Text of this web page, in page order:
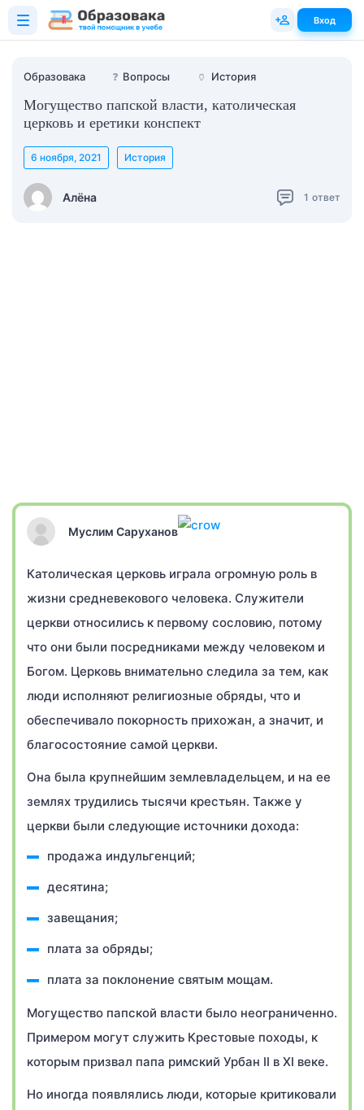
Образовака ❓ Вопросы 🏺 История
Могущество папской власти, католическая
церковь и еретики конспект
Алёна
6 ноября, 2021 История
1 ответ
Муслим Саруханов
Католическая церковь играла огромную роль в
жизни средневекового человека. Служители
церкви относились к первому сословию, потому
что они были посредниками между человеком и
Богом. Церковь внимательно следила за тем, как
люди исполняют религиозные обряды, что и
обеспечивало покорность прихожан, а значит, и
благосостояние самой церкви.
Она была крупнейшим землевладельцем, и на ее
землях трудились тысячи крестьян. Также у
церкви были следующие источники дохода:
продажа индульгенций;
десятина;
завещания;
плата за обряды;
плата за поклонение святым мощам.
Могущество папской власти было неограниченно.
Примером могут служить Крестовые походы, к
которым призвал папа римский Урбан II в XI веке.
Но иногда появлялись люди, которые критиковали
Вход